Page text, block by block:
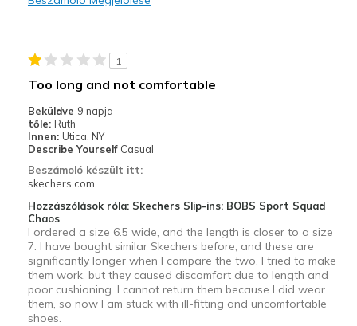
Travel
Width
Sizing
View On Shoes
Shoes are for Wearing
1
Too long and not comfortable
Beküldve 9 napja
tőle: Ruth
Innen: Utica, NY
Describe Yourself Casual
Beszámoló készült itt:
skechers.com
Hozzászólások róla: Skechers Slip-ins: BOBS Sport Squad
Chaos
I ordered a size 6.5 wide, and the length is closer to a size
7. I have bought similar Skechers before, and these are
significantly longer when I compare the two. I tried to make
them work, but they caused discomfort due to length and
poor cushioning. I cannot return them because I did wear
them, so now I am stuck with ill-fitting and uncomfortable
shoes.